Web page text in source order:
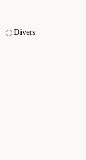
Divers